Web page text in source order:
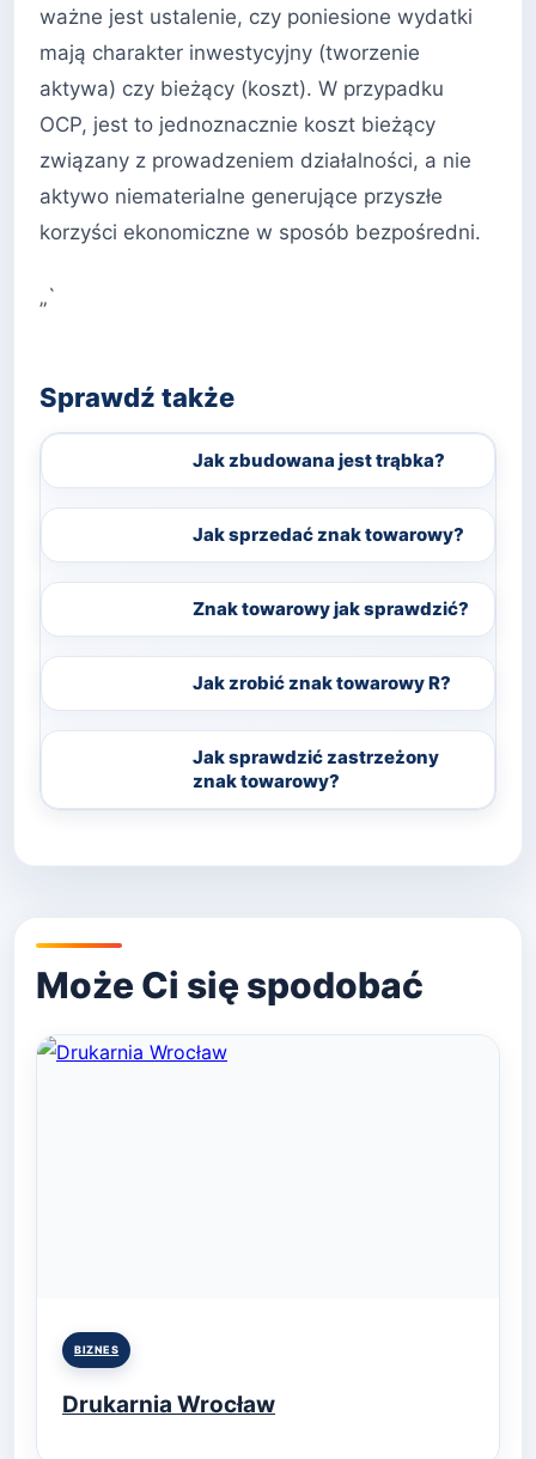
ważne jest ustalenie, czy poniesione wydatki
mają charakter inwestycyjny (tworzenie
aktywa) czy bieżący (koszt). W przypadku
OCP, jest to jednoznacznie koszt bieżący
związany z prowadzeniem działalności, a nie
aktywo niematerialne generujące przyszłe
korzyści ekonomiczne w sposób bezpośredni.
„`
Sprawdź także
Jak zbudowana jest trąbka?
Jak sprzedać znak towarowy?
Znak towarowy jak sprawdzić?
Jak zrobić znak towarowy R?
Jak sprawdzić zastrzeżony
znak towarowy?
Posted
BIZNES
Drukarnia Wrocław